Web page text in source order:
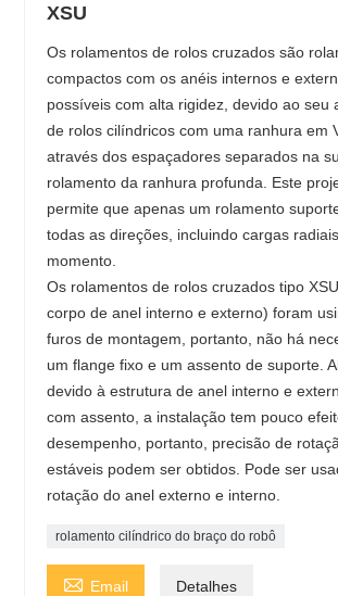
XSU
Os rolamentos de rolos cruzados são
compactos com os anéis internos e
possíveis com alta rigidez, devido ao seu
de rolos cilíndricos com uma ranhura em
através dos espaçadores separados na
rolamento da ranhura profunda. Este
permite que apenas um rolamento
todas as direções, incluindo cargas
momento.
Os rolamentos de rolos cruzados tipo
corpo de anel interno e externo) foram
furos de montagem, portanto, não há
um flange fixo e um assento de suporte.
devido à estrutura de anel interno e
com assento, a instalação tem pouco
desempenho, portanto, precisão de
estáveis ​​podem ser obtidos. Pode ser
rotação do anel externo e interno.
rolamento cilíndrico do braço do robô
 Email Detalhes